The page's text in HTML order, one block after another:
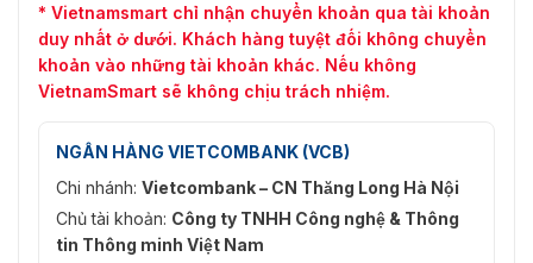
* Vietnamsmart chỉ nhận chuyển khoản qua tài khoản
duy nhất ở dưới. Khách hàng tuyệt đối không chuyển
khoản vào những tài khoản khác. Nếu không
VietnamSmart sẽ không chịu trách nhiệm.
NGÂN HÀNG VIETCOMBANK (VCB)
Chi nhánh: Vietcombank – CN Thăng Long Hà Nội
Chủ tài khoản: Công ty TNHH Công nghệ & Thông
tin Thông minh Việt Nam